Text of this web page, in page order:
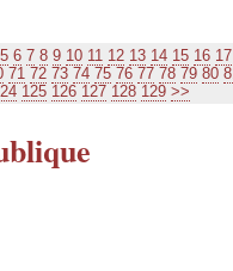
5 6 7 8 9 10 11 12 13 14 15 16 17
71 72 73 74 75 76 77 78 79 80
125 126 127 128 129 >>